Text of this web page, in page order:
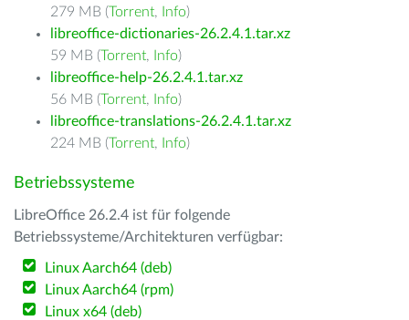
279 MB (Torrent, Info)
libreoffice-dictionaries-26.2.4.1.tar.xz
59 MB (Torrent, Info)
libreoffice-help-26.2.4.1.tar.xz
56 MB (Torrent, Info)
libreoffice-translations-26.2.4.1.tar.xz
224 MB (Torrent, Info)
Betriebssysteme
LibreOffice 26.2.4 ist für folgende
Betriebssysteme/Architekturen verfügbar:
Linux Aarch64 (deb)
Linux Aarch64 (rpm)
Linux x64 (deb)